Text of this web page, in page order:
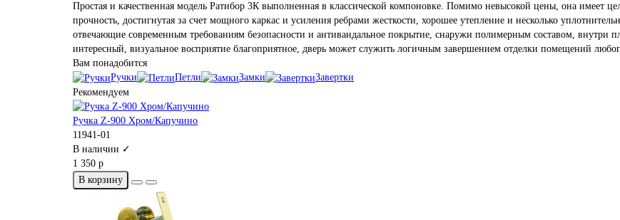
Простая и качественная модель Ратибор 3К выполненная в классической компоновке. Помимо невысокой цены, она имеет
прочность, достигнутая за счет мощного каркас и усиления ребрами жесткости, хорошее утепление и несколько
отвечающие современным требованиям безопасности и антивандальное покрытие, снаружи полимерным составом,
интересный, визуальное восприятие благоприятное, дверь может служить логичным завершением отделки помещений
Вам понадобится
Ручки
Петли Замки
Завертки
Рекомендуем
Ручка Z-900 Хром/Капучино
11941-01
В наличии ✓
1 350 р
В корзину